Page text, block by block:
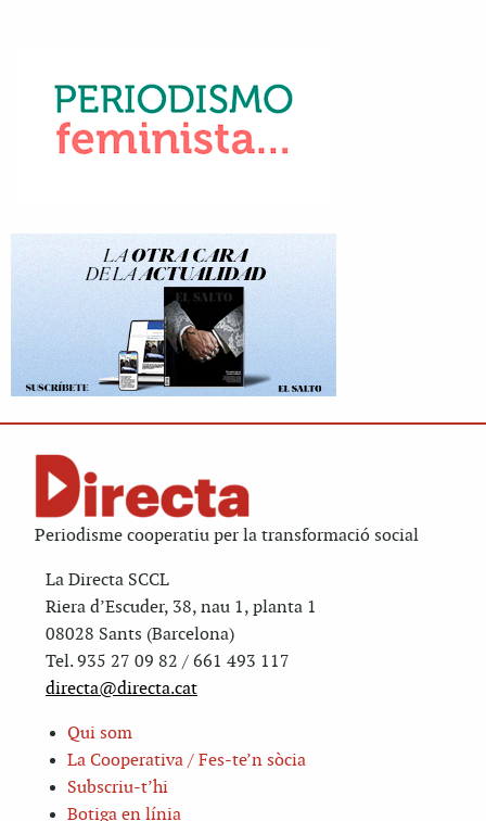
Periodisme cooperatiu per la transformació social
La Directa SCCL
Riera d’Escuder, 38, nau 1, planta 1
08028 Sants (Barcelona)
Tel. 935 27 09 82 / 661 493 117
directa@directa.cat
Qui som
La Cooperativa / Fes-te’n sòcia
Subscriu-t’hi
Botiga en línia